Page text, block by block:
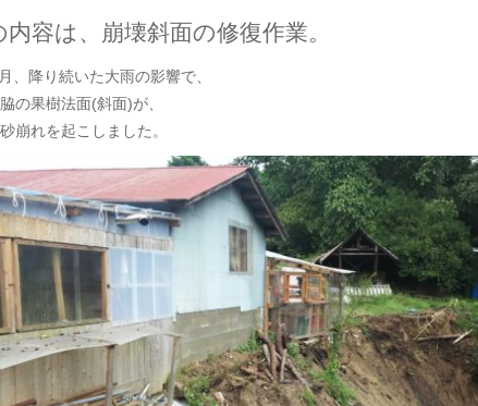
内容は、崩壊斜面の修復作業。
、降り続いた大雨の影響で、
の果樹法面(斜面)が、
崩れを起こしました。